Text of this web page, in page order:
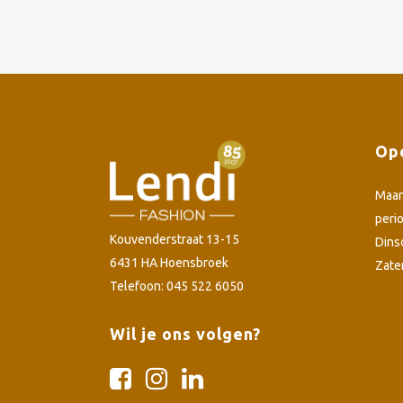
Kouvenderstraat 13-15
6431 HA Hoensbroek
Telefoon: 045 522 6050
Wil je ons volgen?